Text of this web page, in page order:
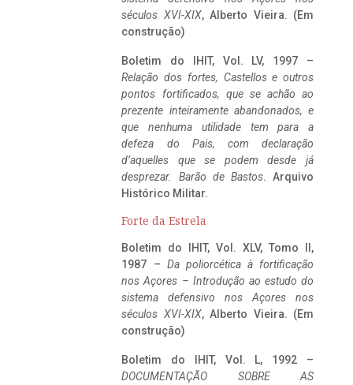
séculos XVI-XIX, Alberto Vieira. (Em
construção)
Boletim do IHIT, Vol. LV, 1997 –
Relação dos fortes, Castellos e outros
pontos fortificados, que se achão ao
prezente inteiramente abandonados, e
que nenhuma utilidade tem para a
defeza do Pais, com declaração
d’aquelles que se podem desde já
desprezar. Barão de Bastos. Arquivo
Histórico Militar.
Forte da Estrela
Boletim do IHIT, Vol. XLV, Tomo II,
1987 – Da poliorcética à fortificação
nos Açores – Introdução ao estudo do
sistema defensivo nos Açores nos
séculos XVI-XIX, Alberto Vieira. (Em
construção)
Boletim do IHIT, Vol. L, 1992 –
DOCUMENTAÇÃO SOBRE AS